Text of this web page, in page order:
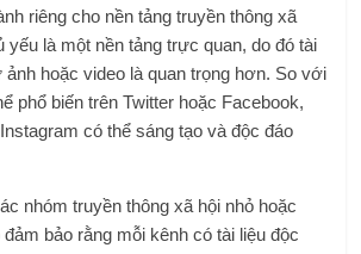
riêng cho nền tảng truyền thông xã
yếu là một nền tảng trực quan, do đó tài
ảnh hoặc video là quan trọng hơn. So với
phổ biến trên Twitter hoặc Facebook,
có thể sáng tạo và độc đáo
nhóm truyền thông xã hội nhỏ hoặc
bảo rằng mỗi kênh có tài liệu độc